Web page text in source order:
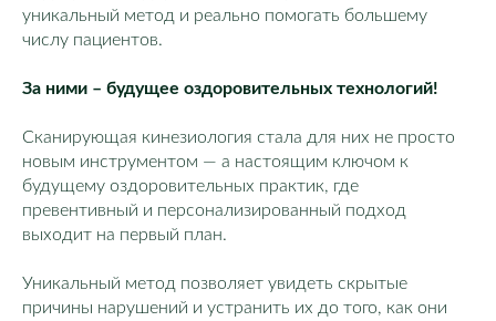
уникальный метод и реально помогать большему
числу пациентов.
За ними – будущее оздоровительных технологий!
Сканирующая кинезиология стала для них не просто
новым инструментом — а настоящим ключом к
будущему оздоровительных практик, где
превентивный и персонализированный подход
выходит на первый план.
Уникальный метод позволяет увидеть скрытые
причины нарушений и устранить их до того, как они